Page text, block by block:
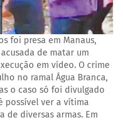
foi presa em Manaus,
de matar um
em vídeo. O crime
no ramal Água Branca,
o caso só foi divulgado
possível ver a vítima
de diversas armas. Em